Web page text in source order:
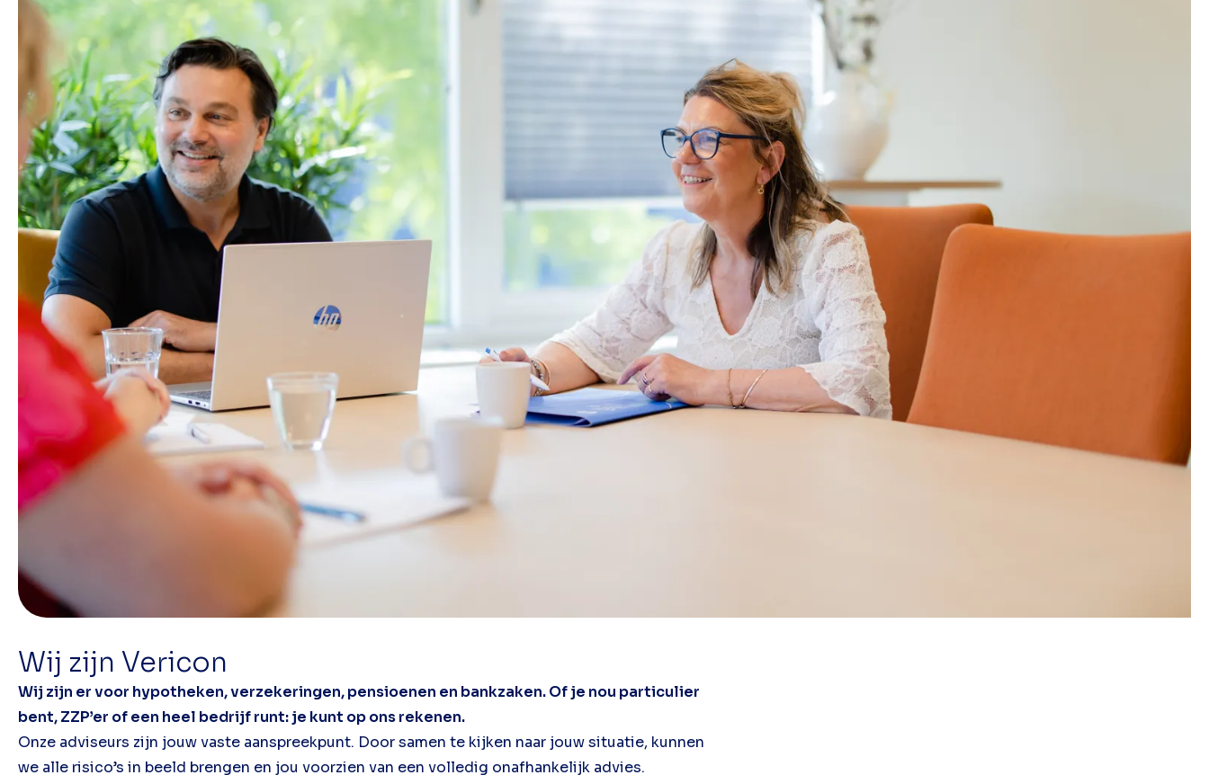
Wij zijn Vericon
Wij zijn er voor hypotheken, verzekeringen, pensioenen en bankzaken. Of je nou particulier
bent, ZZP’er of een heel bedrijf runt: je kunt op ons rekenen.
Onze adviseurs zijn jouw vaste aanspreekpunt. Door samen te kijken naar jouw situatie, kunnen
we alle risico’s in beeld brengen en jou voorzien van een volledig onafhankelijk advies.